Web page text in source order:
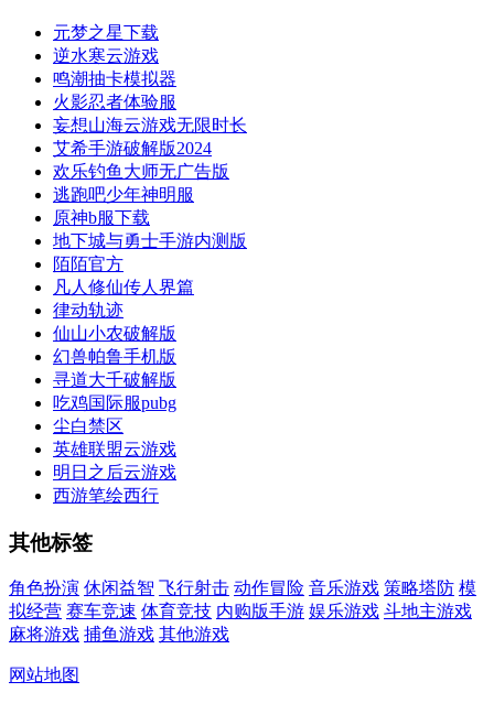
元梦之星下载
逆水寒云游戏
鸣潮抽卡模拟器
火影忍者体验服
妄想山海云游戏无限时长
艾希手游破解版2024
欢乐钓鱼大师无广告版
逃跑吧少年神明服
原神b服下载
地下城与勇士手游内测版
陌陌官方
凡人修仙传人界篇
律动轨迹
仙山小农破解版
幻兽帕鲁手机版
寻道大千破解版
吃鸡国际服pubg
尘白禁区
英雄联盟云游戏
明日之后云游戏
西游笔绘西行
其他标签
角色扮演 休闲益智 飞行射击 动作冒险 音乐游戏 策略塔防 模
拟经营 赛车竞速 体育竞技 内购版手游 娱乐游戏 斗地主游戏
麻将游戏 捕鱼游戏 其他游戏
网站地图